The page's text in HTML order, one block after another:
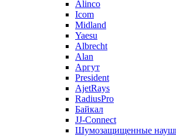
Alinco
Icom
Midland
Yaesu
Albrecht
Alan
Аргут
President
AjetRays
RadiusPro
Байкал
JJ-Connect
Шумозащищенные